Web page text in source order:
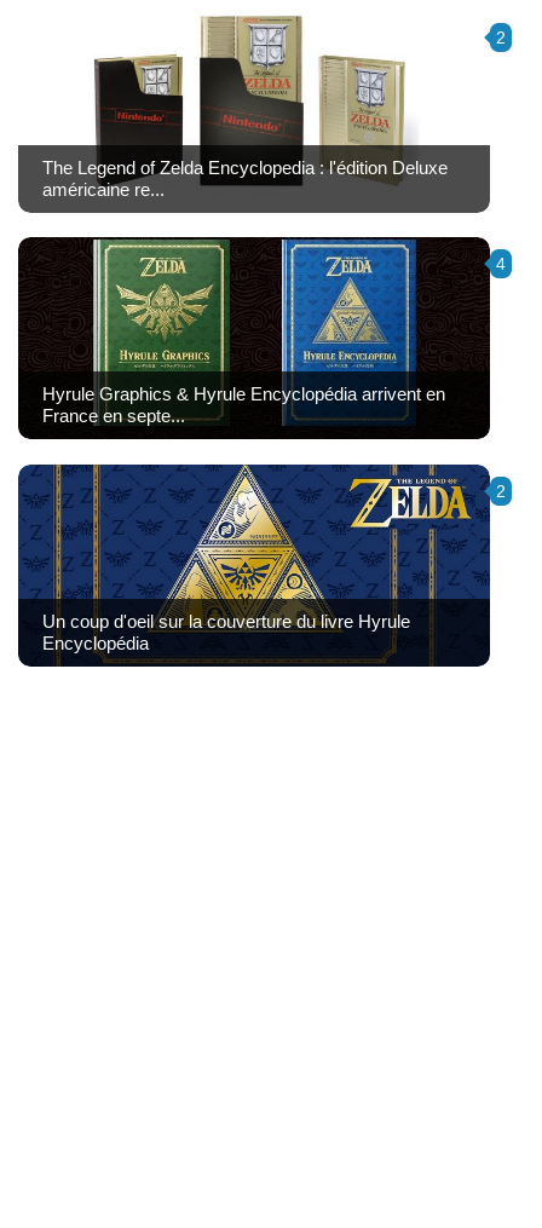
2
The Legend of Zelda Encyclopedia : l'édition Deluxe
américaine re...
4
Hyrule Graphics & Hyrule Encyclopédia arrivent en
France en septe...
2
Un coup d'oeil sur la couverture du livre Hyrule
Encyclopédia